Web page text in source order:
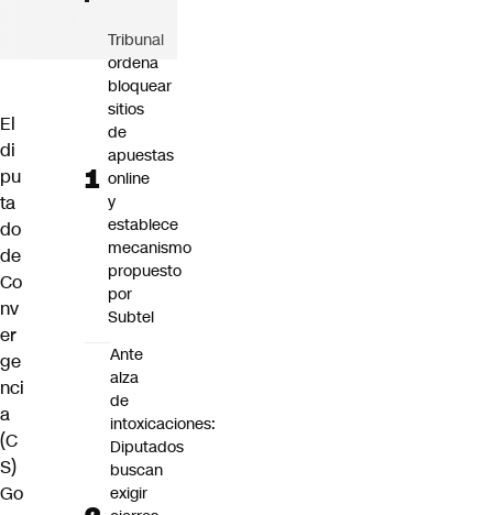
El
di
pu
ta
do
de
Co
nv
er
ge
nci
a
(C
S)
Go
Tribunal
ordena
bloquear
sitios
de
apuestas
online
y
establece
mecanismo
propuesto
por
Subtel
Ante
alza
de
intoxicaciones:
Diputados
buscan
exigir